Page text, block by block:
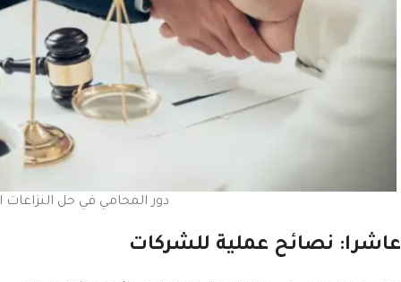
دور المحامي في حل النزاعات
عاشرا: نصائح عملية للشركات